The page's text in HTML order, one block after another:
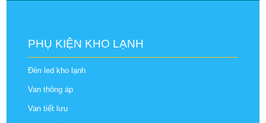
PHỤ KIỆN KHO LẠNH
Đèn led kho lạnh
Van thông áp
Van tiết lưu